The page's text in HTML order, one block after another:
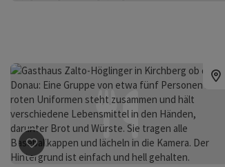
Beitrag merken: Gasthaus Zalto-